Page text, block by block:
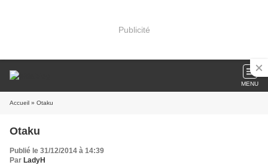
Publicité
MENU
Accueil » Otaku
Otaku
Publié le 31/12/2014 à 14:39
Par LadyH